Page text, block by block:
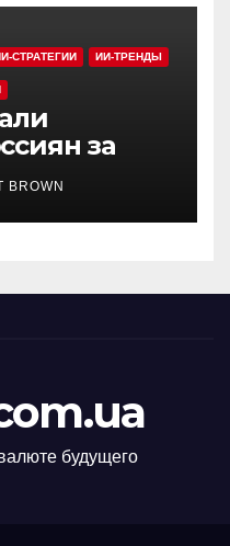
СТРАТЕГИИ ИИ-ТРЕНДЫ
за
BROWN
будущего